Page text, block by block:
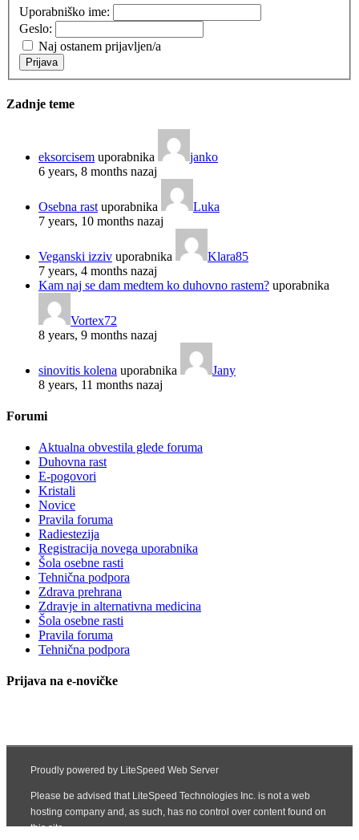
Uporabniško ime:
Geslo:
Naj ostanem prijavljen/a
Prijava
Zadnje teme
eksorcisem uporabnika
janko
6 years, 8 months nazaj
Osebna rast uporabnika
Luka
7 years, 10 months nazaj
Veganski izziv uporabnika
Klara85
7 years, 4 months nazaj
Kam naj se dam medtem ko duhovno rastem? uporabnika
Vortex72
8 years, 9 months nazaj
sinovitis kolena uporabnika
Jany
8 years, 11 months nazaj
Forumi
Aktualna obvestila glede foruma
Duhovna rast
E-pogovori
Kristali
Novice
Pravila foruma
Radiestezija
Registracija novega uporabnika
Šola osebne rasti
Tehnična podpora
Zdrava prehrana
Zdravje in alternativna medicina
Šola osebne rasti
Pravila foruma
Tehnična podpora
Prijava na e-novičke